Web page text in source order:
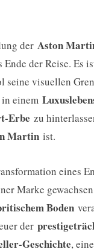
der Aston
der Reise. Es
seine visuellen
einem
Erbe zu
Martin ist.
eines
Marke
Boden
der
Geschichte,